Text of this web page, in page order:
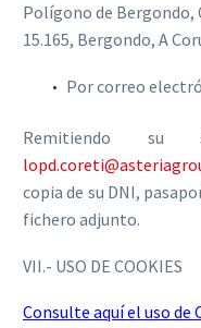
Polígono de Bergondo,
15.165, Bergondo, A
Por correo
Remitiendo
copia de su DNI,
fichero adjunto.
VII.- USO DE COOKIES
Consulte aquí el uso de